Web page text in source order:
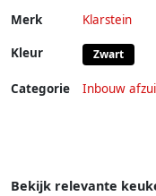
Merk Klarstein
Kleur Zwart
Categorie Inbouw
Bekijk relevante